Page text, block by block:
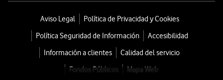
Aviso Legal
Política de Privacidad y Cookies
Política Seguridad de Información
Accesibilidad
Información a clientes
Calidad del servicio
Fondos Públicos
Mapa Web